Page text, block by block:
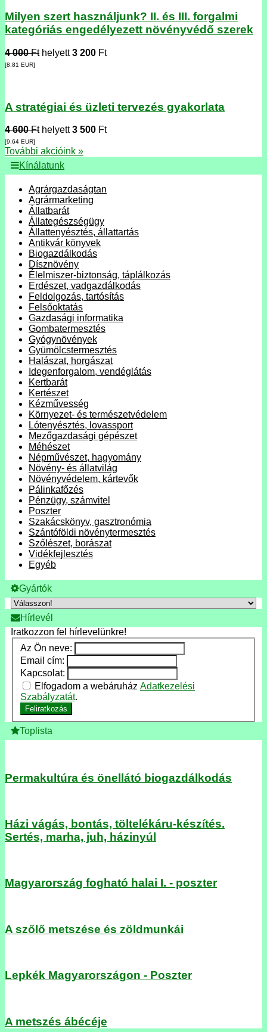
Milyen szert használjunk? II. és III. forgalmi
kategóriás engedélyezett növényvédő szerek
4 000 Fthelyett3 200 Ft
[8.81 EUR]
A stratégiai és üzleti tervezés gyakorlata
4 600 Fthelyett3 500 Ft
[9.64 EUR]
További akcióink »
Kínálatunk
Agrárgazdaságtan
Agrármarketing
Állatbarát
Állategészségügy
Állattenyésztés, állattartás
Antikvár könyvek
Biogazdálkodás
Dísznövény
Élelmiszer-biztonság, táplálkozás
Erdészet, vadgazdálkodás
Feldolgozás, tartósítás
Felsőoktatás
Gazdasági informatika
Gombatermesztés
Gyógynövények
Gyümölcstermesztés
Halászat, horgászat
Idegenforgalom, vendéglátás
Kertbarát
Kertészet
Kézművesség
Környezet- és természetvédelem
Lótenyésztés, lovassport
Mezőgazdasági gépészet
Méhészet
Népművészet, hagyomány
Növény- és állatvilág
Növényvédelem, kártevők
Pálinkafőzés
Pénzügy, számvitel
Poszter
Szakácskönyv, gasztronómia
Szántóföldi növénytermesztés
Szőlészet, borászat
Vidékfejlesztés
Egyéb
Gyártók
Hírlevél
Iratkozzon fel hírlevelünkre!
Az Ön neve:
Email cím:
Kapcsolat:
Elfogadom a webáruház Adatkezelési
Szabályzatát.
Feliratkozás
Toplista
Permakultúra és önellátó biogazdálkodás
Házi vágás, bontás, töltelékáru-készítés.
Sertés, marha, juh, házinyúl
Magyarország fogható halai I. - poszter
A szőlő metszése és zöldmunkái
Lepkék Magyarországon - Poszter
A metszés ábécéje